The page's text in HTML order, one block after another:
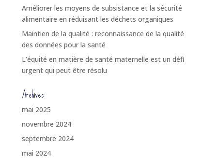
Améliorer les moyens de subsistance et la sécurité
alimentaire en réduisant les déchets organiques
Maintien de la qualité : reconnaissance de la qualité
des données pour la santé
L’équité en matière de santé maternelle est un défi
urgent qui peut être résolu
Archives
mai 2025
novembre 2024
septembre 2024
mai 2024